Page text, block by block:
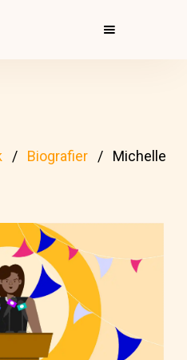
Biografier
Michelle